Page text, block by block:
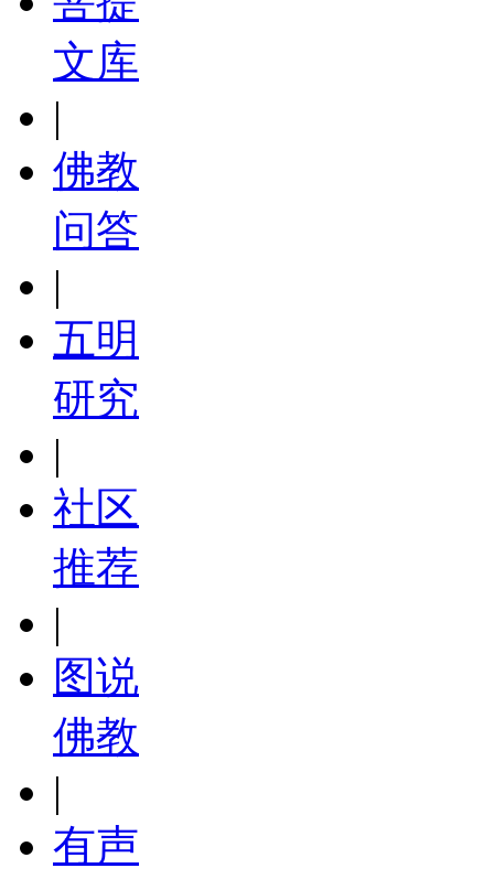
文库
|
佛教
问答
|
五明
研究
|
社区
推荐
|
图说
佛教
|
有声